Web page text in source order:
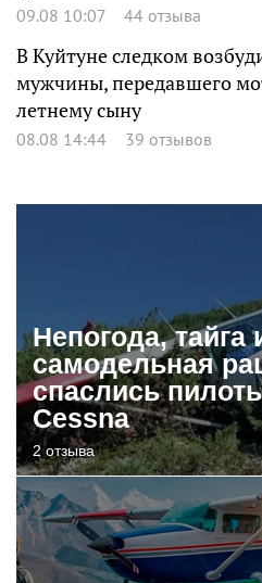
09.08 10:07 44 отзыва
В Куйтуне следком
мужчины, передавшего
летнему сыну
08.08 14:44 39 отзывов
Непогода, тайга
самодельная
спаслись
Cessna
2 отзыва